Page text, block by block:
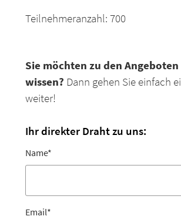
Teilnehmeranzahl: 700
Sie möchten zu den
wissen? Dann gehen Sie einfach
weiter!
Ihr direkter Draht zu uns:
Name*
Email*